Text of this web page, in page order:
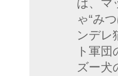
は、マ
ゃ“み
ンデレ
ト軍
ズー犬